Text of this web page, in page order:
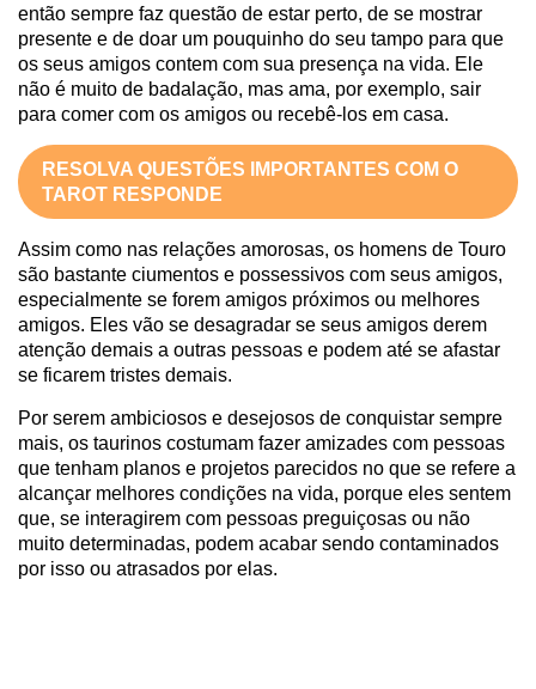
então sempre faz questão de estar perto, de se mostrar
presente e de doar um pouquinho do seu tampo para que
os seus amigos contem com sua presença na vida. Ele
não é muito de badalação, mas ama, por exemplo, sair
para comer com os amigos ou recebê-los em casa.
RESOLVA QUESTÕES IMPORTANTES COM O
TAROT RESPONDE
Assim como nas relações amorosas, os homens de Touro
são bastante ciumentos e possessivos com seus amigos,
especialmente se forem amigos próximos ou melhores
amigos. Eles vão se desagradar se seus amigos derem
atenção demais a outras pessoas e podem até se afastar
se ficarem tristes demais.
Por serem ambiciosos e desejosos de conquistar sempre
mais, os taurinos costumam fazer amizades com pessoas
que tenham planos e projetos parecidos no que se refere a
alcançar melhores condições na vida, porque eles sentem
que, se interagirem com pessoas preguiçosas ou não
muito determinadas, podem acabar sendo contaminados
por isso ou atrasados por elas.